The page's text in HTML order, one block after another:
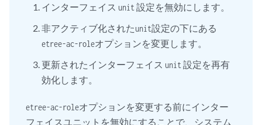
インターフェイス unit設定を無効にします。
非アクティブ化されたunit設定の下にある
etree-ac-roleオプションを変更します。
更新されたインターフェイス unit設定を再有
効化します。
etree-ac-roleオプションを変更する前にインター
フェイスユニットを無効にすることで、システム